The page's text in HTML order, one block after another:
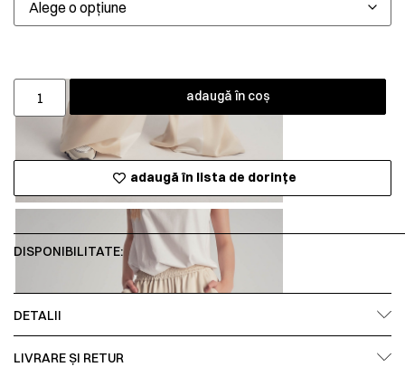
adaugă în coș
adaugă în lista de dorințe
DISPONIBILITATE:
DETALII
LIVRARE ȘI RETUR